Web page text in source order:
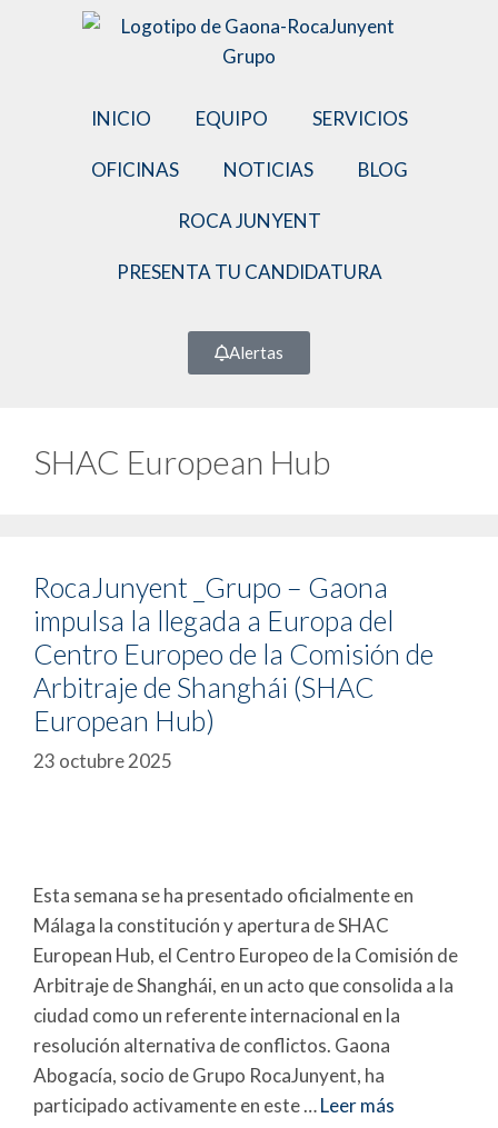
INICIO EQUIPO SERVICIOS
OFICINAS NOTICIAS BLOG
ROCA JUNYENT
PRESENTA TU CANDIDATURA
Alertas
SHAC European Hub
RocaJunyent _Grupo – Gaona
impulsa la llegada a Europa del
Centro Europeo de la Comisión de
Arbitraje de Shanghái (SHAC
European Hub)
23 octubre 2025
Esta semana se ha presentado oficialmente en
Málaga la constitución y apertura de SHAC
European Hub, el Centro Europeo de la Comisión de
Arbitraje de Shanghái, en un acto que consolida a la
ciudad como un referente internacional en la
resolución alternativa de conflictos. Gaona
Abogacía, socio de Grupo RocaJunyent, ha
participado activamente en este …Leer más